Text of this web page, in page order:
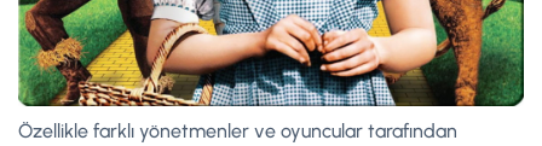
Özellikle farklı yönetmenler ve oyuncular tarafından